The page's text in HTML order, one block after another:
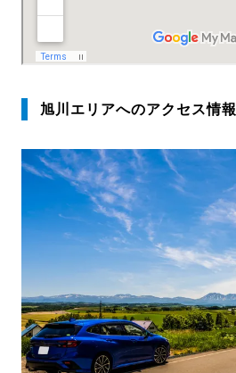
旭川エリアへのアクセス情報